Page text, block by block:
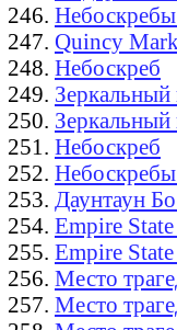
Quincy
Небоскреб
Зеркальный
Зеркальный
Небоскреб
Даунтаун
Empire
Empire
Место
Место